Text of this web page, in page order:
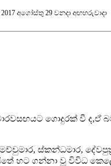
අගෝස්තු 29 වනදා අඟහරුවාදා
ගොදුරක් වී ද,ඒ
ස්කන්ධමාර,
හට ගන්නා වූ විවිධ